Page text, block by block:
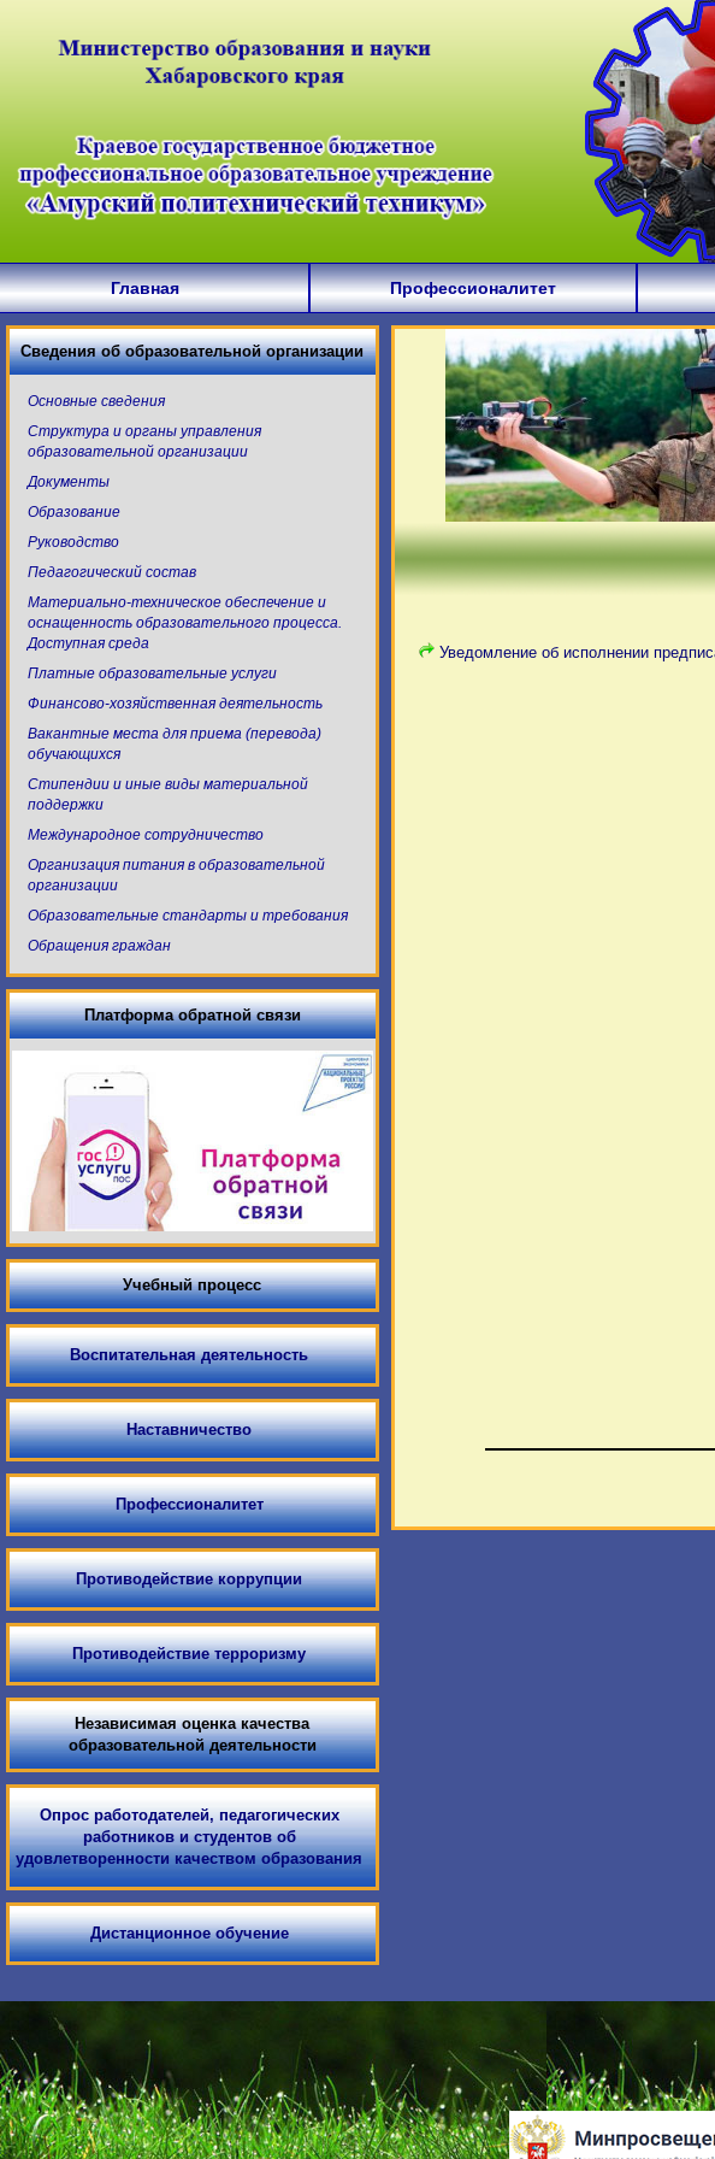
Главная Профессионалитет
Сведения об образовательной организации
Основные сведения
Структура и органы управления
образовательной организации
Документы
Образование
Руководство
Педагогический состав
Материально-техническое обеспечение и
оснащенность образовательного процесса.
Доступная среда
Платные образовательные услуги
Финансово-хозяйственная деятельность
Вакантные места для приема (перевода)
обучающихся
Стипендии и иные виды материальной
поддержки
Международное сотрудничество
Организация питания в образовательной
организации
Образовательные стандарты и требования
Обращения граждан
Платформа обратной связи
Учебный процесс
Воспитательная деятельность
Наставничество
Профессионалитет
Противодействие коррупции
Противодействие терроризму
Независимая оценка качества
образовательной деятельности
Опрос работодателей, педагогических
работников и студентов об
удовлетворенности качеством образования
Дистанционное обучение
Уведомление об исполнении